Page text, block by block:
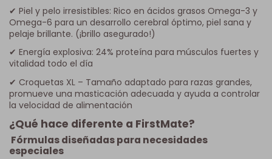
✔ Piel y pelo irresistibles: Rico en ácidos grasos Omega-3 y
Omega-6 para un desarrollo cerebral óptimo, piel sana y
pelaje brillante. (¡brillo asegurado!)
✔ Energía explosiva: 24% proteína para músculos fuertes y
vitalidad todo el día
✔ Croquetas XL – Tamaño adaptado para razas grandes,
promueve una masticación adecuada y ayuda a controlar
la velocidad de alimentación
¿Qué hace diferente a FirstMate?
Fórmulas diseñadas para necesidades
especiales